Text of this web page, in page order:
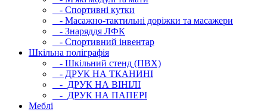
- Спортивні кутки
- Масажно-тактильні доріжки та масажери
- Знаряддя ЛФК
- Спортивний інвентар
Шкільна поліграфія
- Шкільний стенд (ПВХ)
- ДРУК НА ТКАНИНІ
- ДРУК НА ВІНІЛІ
- ДРУК НА ПАПЕРІ
Меблі